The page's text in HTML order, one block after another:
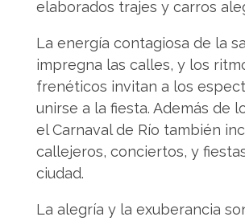
elaborados trajes y carros
La energía contagiosa de la
impregna las calles, y los
frenéticos invitan a los
unirse a la fiesta. Además de
el Carnaval de Río también
callejeros, conciertos, y
ciudad.
La alegría y la exuberancia